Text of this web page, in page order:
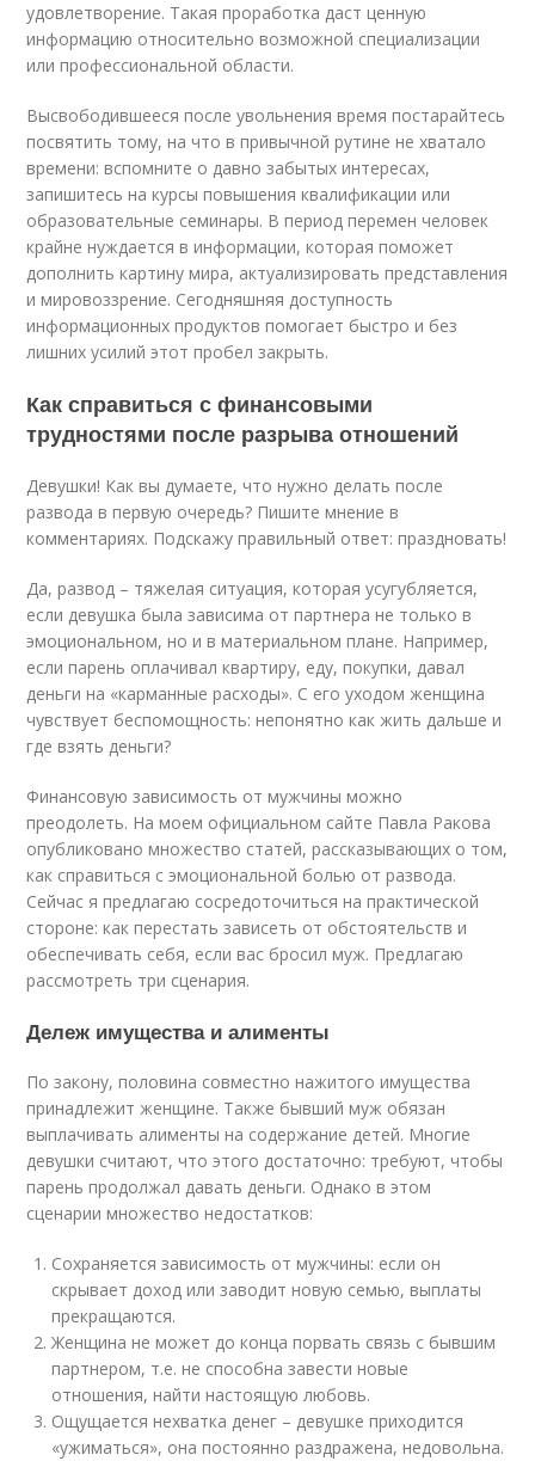
удовлетворение. Такая проработка даст ценную
информацию относительно возможной специализации
или профессиональной области.
Высвободившееся после увольнения время постарайтесь
посвятить тому, на что в привычной рутине не хватало
времени: вспомните о давно забытых интересах,
запишитесь на курсы повышения квалификации или
образовательные семинары. В период перемен человек
крайне нуждается в информации, которая поможет
дополнить картину мира, актуализировать представления
и мировоззрение. Сегодняшняя доступность
информационных продуктов помогает быстро и без
лишних усилий этот пробел закрыть.
Как справиться с финансовыми
трудностями после разрыва отношений
Девушки! Как вы думаете, что нужно делать после
развода в первую очередь? Пишите мнение в
комментариях. Подскажу правильный ответ: праздновать!
Да, развод – тяжелая ситуация, которая усугубляется,
если девушка была зависима от партнера не только в
эмоциональном, но и в материальном плане. Например,
если парень оплачивал квартиру, еду, покупки, давал
деньги на «карманные расходы». С его уходом женщина
чувствует беспомощность: непонятно как жить дальше и
где взять деньги?
Финансовую зависимость от мужчины можно
преодолеть. На моем официальном сайте Павла Ракова
опубликовано множество статей, рассказывающих о том,
как справиться с эмоциональной болью от развода.
Сейчас я предлагаю сосредоточиться на практической
стороне: как перестать зависеть от обстоятельств и
обеспечивать себя, если вас бросил муж. Предлагаю
рассмотреть три сценария.
Дележ имущества и алименты
По закону, половина совместно нажитого имущества
принадлежит женщине. Также бывший муж обязан
выплачивать алименты на содержание детей. Многие
девушки считают, что этого достаточно: требуют, чтобы
парень продолжал давать деньги. Однако в этом
сценарии множество недостатков:
Сохраняется зависимость от мужчины: если он
скрывает доход или заводит новую семью, выплаты
прекращаются.
Женщина не может до конца порвать связь с бывшим
партнером, т.е. не способна завести новые
отношения, найти настоящую любовь.
Ощущается нехватка денег – девушке приходится
«ужиматься», она постоянно раздражена, недовольна.